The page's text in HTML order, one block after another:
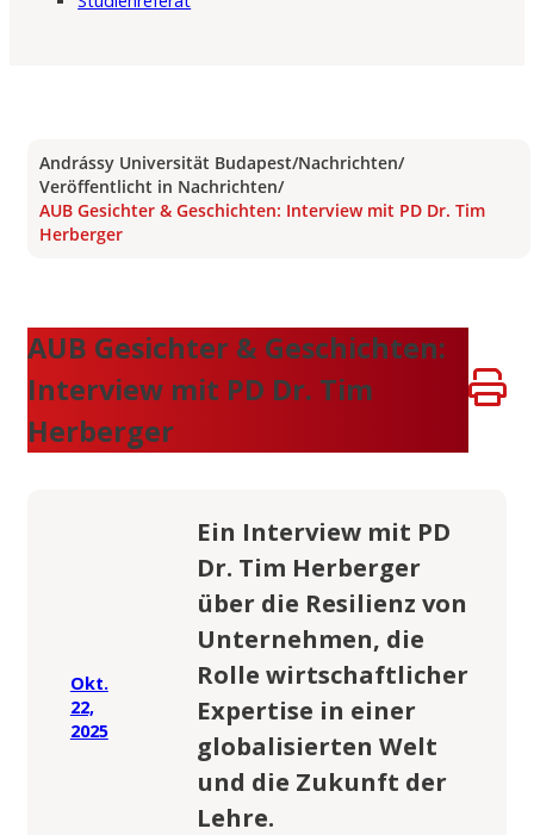
Andrássy Universität Budapest/Nachrichten/
Veröffentlicht in Nachrichten/
AUB Gesichter & Geschichten: Interview mit PD Dr. Tim
Herberger
AUB Gesichter & Geschichten:
Interview mit PD Dr. Tim
Herberger
Okt.
22,
2025
Ein Interview mit PD
Dr. Tim Herberger
über die Resilienz von
Unternehmen, die
Rolle wirtschaftlicher
Expertise in einer
globalisierten Welt
und die Zukunft der
Lehre.